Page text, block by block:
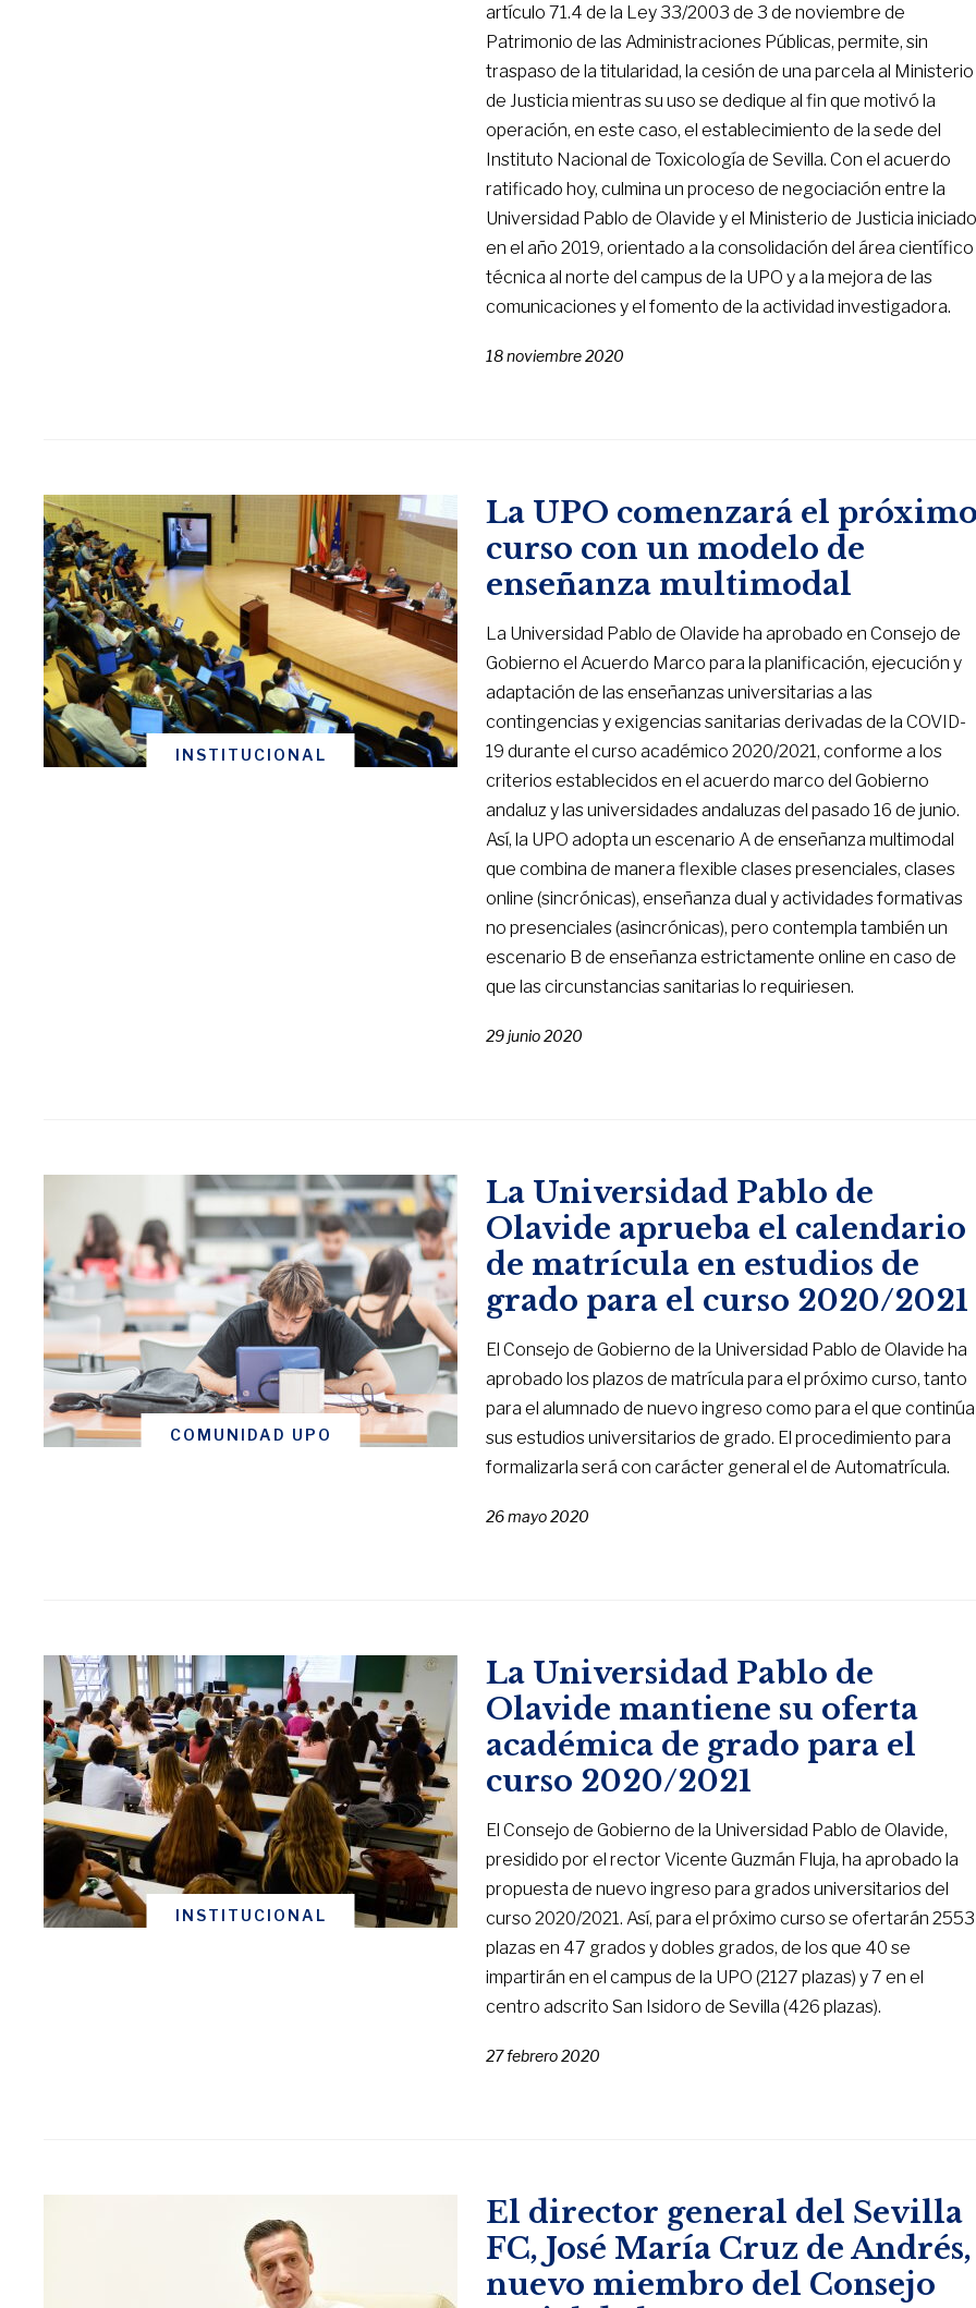
artículo 71.4 de la Ley 33/2003 de 3 de noviembre de
Patrimonio de las Administraciones Públicas, permite, sin
traspaso de la titularidad, la cesión de una parcela al Ministerio
de Justicia mientras su uso se dedique al fin que motivó la
operación, en este caso, el establecimiento de la sede del
Instituto Nacional de Toxicología de Sevilla. Con el acuerdo
ratificado hoy, culmina un proceso de negociación entre la
Universidad Pablo de Olavide y el Ministerio de Justicia
en el año 2019, orientado a la consolidación del área científico
técnica al norte del campus de la UPO y a la mejora de las
comunicaciones y el fomento de la actividad investigadora.
18 noviembre 2020
INSTITUCIONAL
La UPO comenzará el
curso con un modelo de
enseñanza multimodal
La Universidad Pablo de Olavide ha aprobado en Consejo de
Gobierno el Acuerdo Marco para la planificación, ejecución y
adaptación de las enseñanzas universitarias a las
contingencias y exigencias sanitarias derivadas de la COVID-
19 durante el curso académico 2020/2021, conforme a los
criterios establecidos en el acuerdo marco del Gobierno
andaluz y las universidades andaluzas del pasado 16 de junio.
Así, la UPO adopta un escenario A de enseñanza multimodal
que combina de manera flexible clases presenciales, clases
online (sincrónicas), enseñanza dual y actividades formativas
no presenciales (asincrónicas), pero contempla también un
escenario B de enseñanza estrictamente online en caso de
que las circunstancias sanitarias lo requiriesen.
29 junio 2020
COMUNIDAD UPO
La Universidad Pablo de
Olavide aprueba el calendario
de matrícula en estudios de
grado para el curso 2020/2021
El Consejo de Gobierno de la Universidad Pablo de Olavide ha
aprobado los plazos de matrícula para el próximo curso, tanto
para el alumnado de nuevo ingreso como para el que continúa
sus estudios universitarios de grado. El procedimiento para
formalizarla será con carácter general el de Automatrícula.
26 mayo 2020
INSTITUCIONAL
La Universidad Pablo de
Olavide mantiene su oferta
académica de grado para el
curso 2020/2021
El Consejo de Gobierno de la Universidad Pablo de Olavide,
presidido por el rector Vicente Guzmán Fluja, ha aprobado la
propuesta de nuevo ingreso para grados universitarios del
curso 2020/2021. Así, para el próximo curso se ofertarán 2553
plazas en 47 grados y dobles grados, de los que 40 se
impartirán en el campus de la UPO (2127 plazas) y 7 en el
centro adscrito San Isidoro de Sevilla (426 plazas).
27 febrero 2020
El director general del Sevilla
FC, José María Cruz de Andrés,
nuevo miembro del Consejo